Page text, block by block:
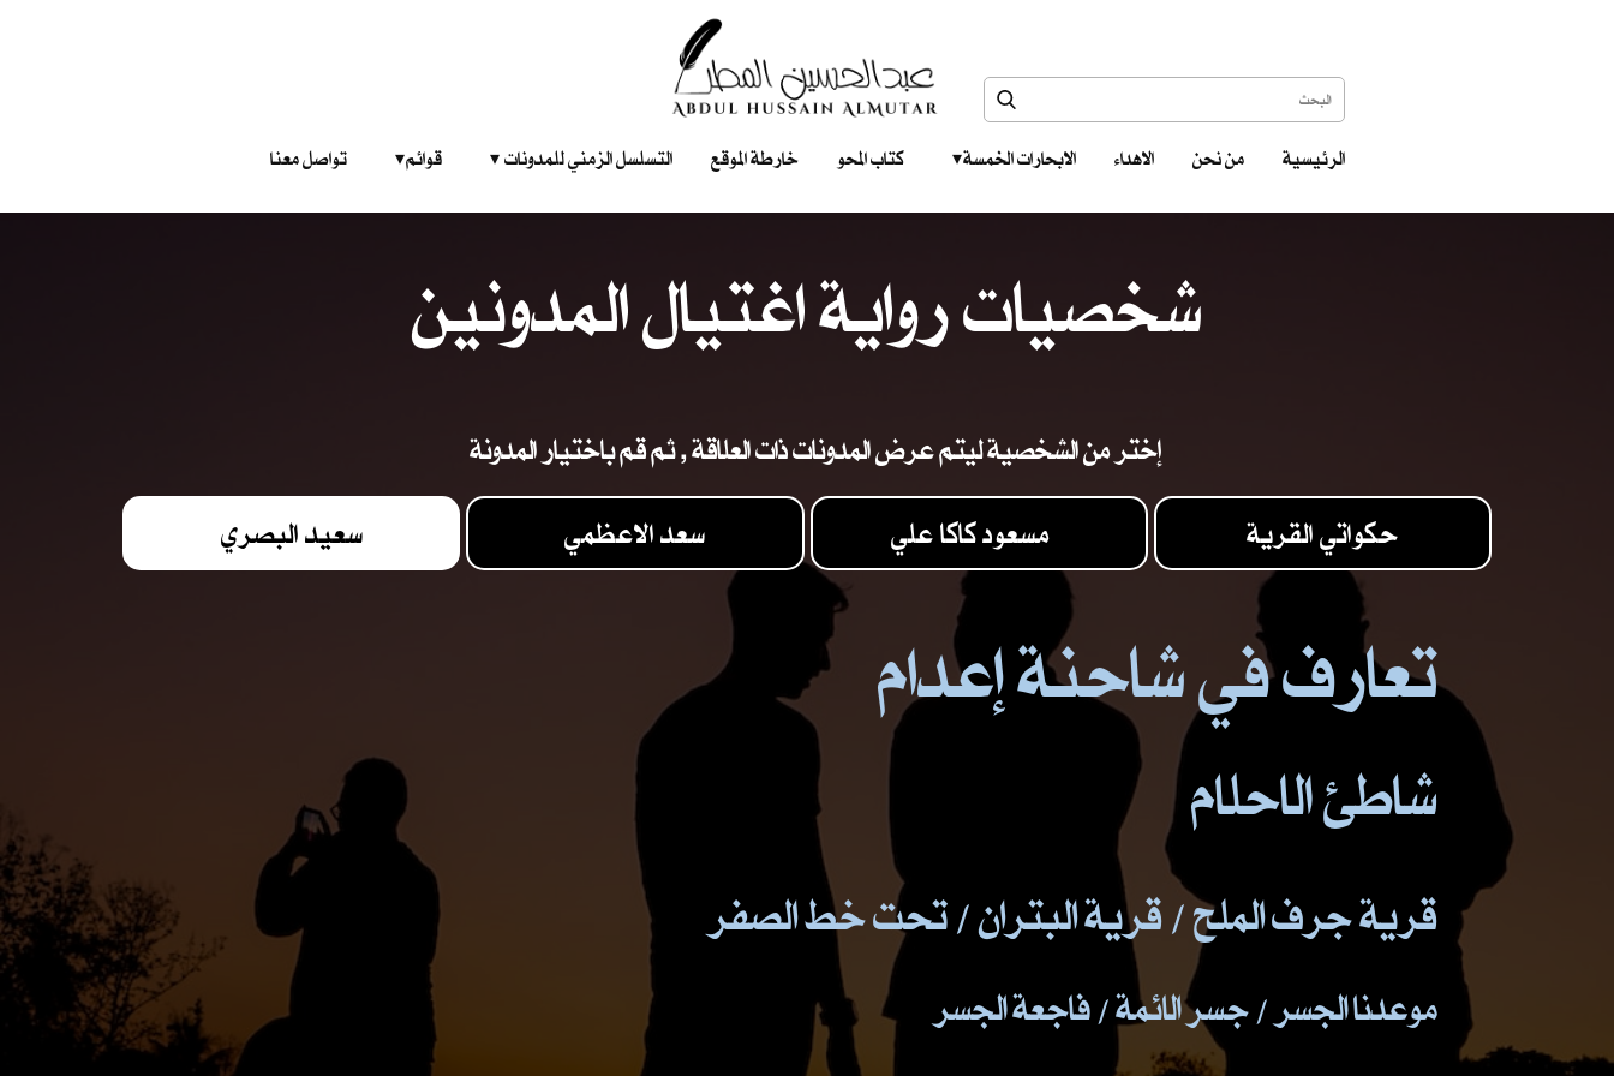
الرئيسية من نحن الاهداء الابحارات الخمسة ‎ ‎ ‎ كتاب المحو خارطة الموقع التسلسل الزمني للمدونات‎ ‎ ‎ ‎ ‎ قوائم‎ ‎ ‎ ‎ تواصل معنا
شخصيات رواية اغتيال المدونين
إختر من الشخصية ليتم عرض المدونات ذات العلاقة , ثم قم باختيار المدونة
سعيد البصري
سعد الاعظمي مسعود كاكا علي حكواتي القرية
تعارف في شاحنة إعدام
شاطئ الاحلام
قرية جرف الملح / قرية البتران / تحت خط الصفر
موعدنا الجسر / جسر الائمة / فاجعة الجسر